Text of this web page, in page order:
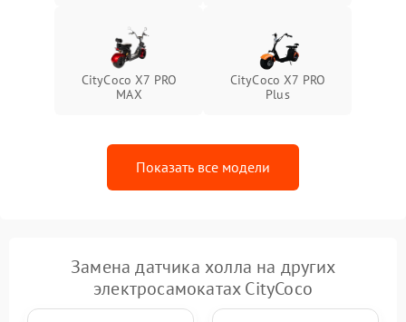
CityCoco X7 PRO
MAX
CityCoco X7 PRO
Plus
Показать все модели
Замена датчика холла на других
электросамокатах CityCoco